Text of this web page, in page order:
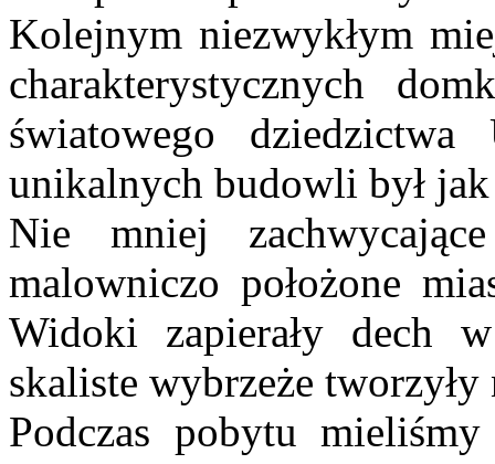
Kolejnym niezwykłym
charakterystycznych
światowego
unikalnych budowli był
Nie mniej
malowniczo położone
Widoki zapierały dech
skaliste wybrzeże
Podczas pobytu